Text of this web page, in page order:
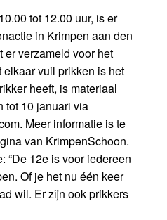
tot 12.00 uur, is er
in Krimpen aan den
er verzameld voor het
vuil prikken is het
heeft, is materiaal
tot 10 januari via
Meer informatie is te
van KrimpenSchoon.
“De 12e is voor iedereen
Of je het nu één keer
wil. Er zijn ook prikkers